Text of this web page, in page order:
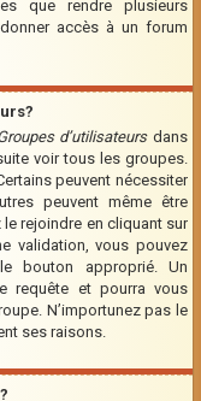
que rendre plusieurs
accès à un forum
d’utilisateursdans
voir tous les groupes.
peuvent nécessiter
peuvent même être
rejoindre en cliquant sur
validation, vous pouvez
bouton approprié. Un
requête et pourra vous
N’importunez pas le
ses raisons.